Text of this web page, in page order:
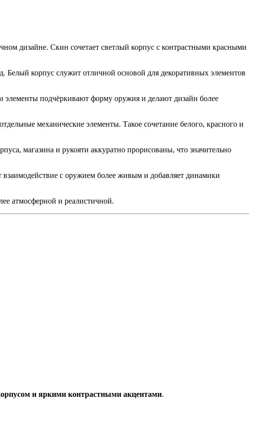
дизайне. Скин сочетает светлый корпус с контрастными красными
корпус служит отличной основой для декоративных элементов
элементы подчёркивают форму оружия и делают дизайн более
механические элементы. Такое сочетание белого, красного и
магазина и рукояти аккуратно прорисованы, что значительно
взаимодействие с оружием более живым и добавляет динамики
атмосферной и реалистичной.
и яркими контрастными акцентами.